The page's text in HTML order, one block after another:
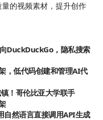
的视频素材，提升创作
DuckDuckGo，隐私搜索
，低代码创建和管理AI代
！哥伦比亚大学联手
然语言直接调用API生成